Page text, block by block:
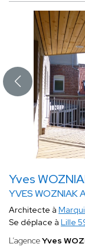
Yves
YVES WOZNIAK
Architecte à
Se déplace à Lille
L’agenceYves